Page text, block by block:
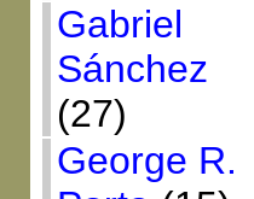
Gabriel
Sánchez
(27)
George R.